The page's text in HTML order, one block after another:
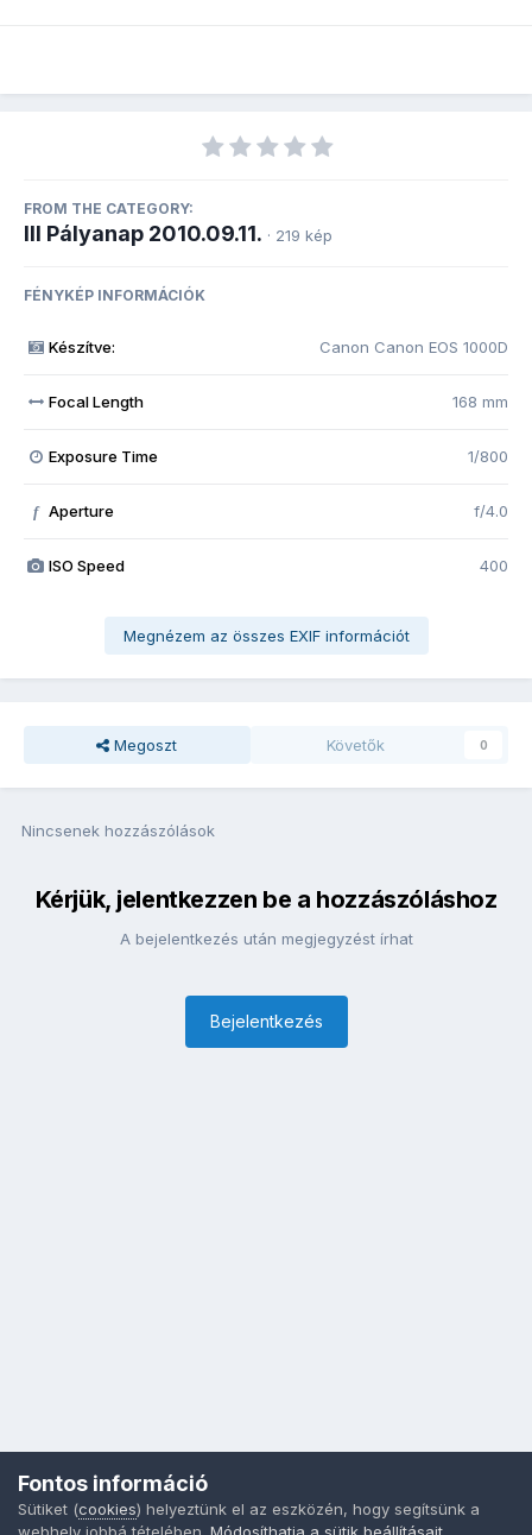
FROM THE CATEGORY:
III Pályanap 2010.09.11. · 219 kép
FÉNYKÉP INFORMÁCIÓK
Készítve: Canon Canon EOS 1000D
Focal Length 168 mm
Exposure Time 1/800
f Aperture f/4.0
ISO Speed 400
Megnézem az összes EXIF információt
Megoszt Követők 0
Nincsenek hozzászólások
Kérjük, jelentkezzen be a hozzászóláshoz
A bejelentkezés után megjegyzést írhat
Bejelentkezés
Fontos információ
Sütiket (cookies) helyeztünk el az eszközén, hogy segítsünk a